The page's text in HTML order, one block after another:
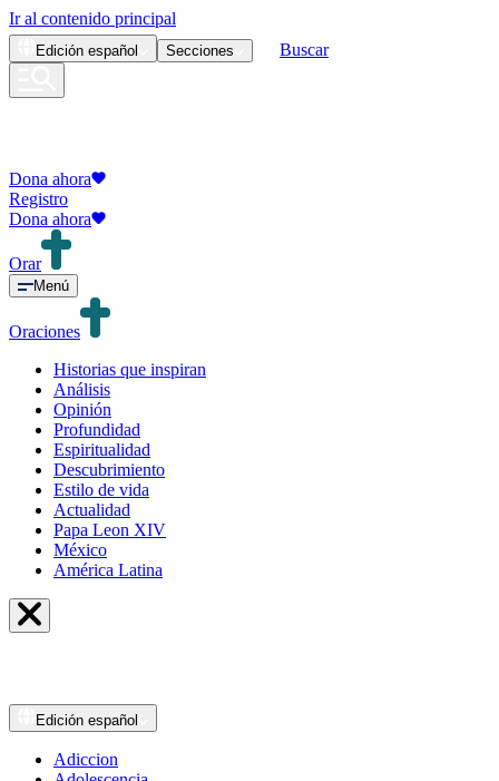
Ir al contenido principal
Edición español Secciones Buscar
Dona ahora
Registro
Dona ahora
Orar
Menú
Oraciones
Historias que inspiran
Análisis
Opinión
Profundidad
Espiritualidad
Descubrimiento
Estilo de vida
Actualidad
Papa Leon XIV
México
América Latina
Edición español
Adiccion